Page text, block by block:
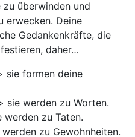
zu überwinden und
erwecken. Deine
Gedankenkräfte, die
daher…
sie formen deine
sie werden zu Worten.
zu Taten.
zu Gewohnheiten.